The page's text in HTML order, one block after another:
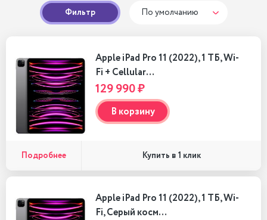
Фильтр По умолчанию
Apple iPad Pro 11 (2022), 1 ТБ, Wi-
Fi + Cellular…
129 990 ₽
В корзину
Подробнее Купить в 1 клик
Apple iPad Pro 11 (2022), 1 ТБ, Wi-
Fi, Серый косм…